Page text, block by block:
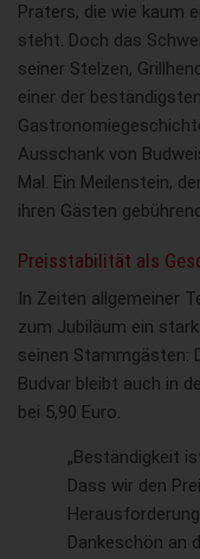
Praters, die wie kaum
steht. Doch das
seiner Stelzen,
einer der
Ausschank von
Mal. Ein Meilenstein,
ihren Gästen
Preisstabilität als
In Zeiten allgemeiner
zum Jubiläum ein
seinen Stammgästen:
Budvar bleibt auch in
bei 5,90 Euro.
„Beständigkeit
Dass wir den
Dankeschön an